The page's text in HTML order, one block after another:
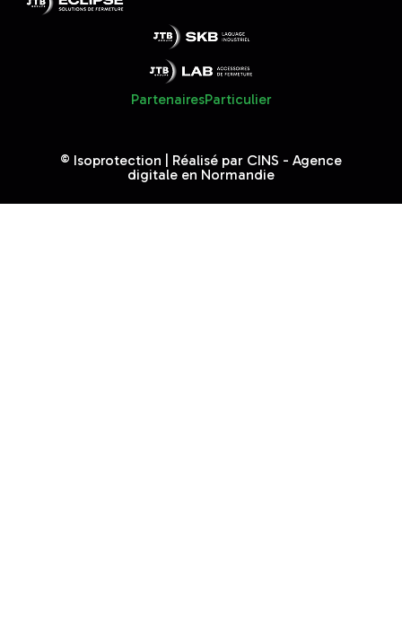
PartenairesParticulier
© Isoprotection | Réalisé par CINS - Agence
digitale en Normandie